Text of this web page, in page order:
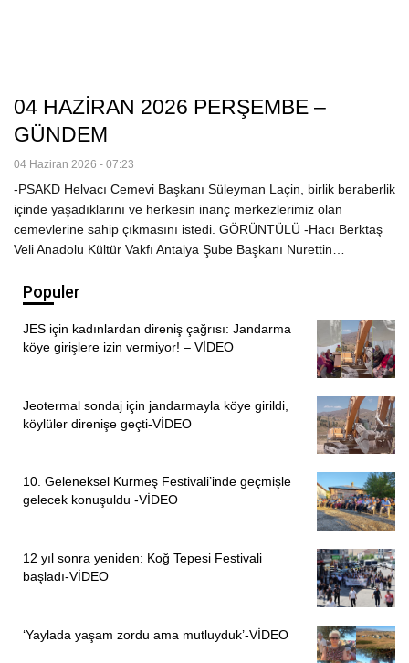
04 HAZİRAN 2026 PERŞEMBE –
GÜNDEM
04 Haziran 2026 - 07:23
-PSAKD Helvacı Cemevi Başkanı Süleyman Laçin, birlik beraberlik
içinde yaşadıklarını ve herkesin inanç merkezlerimiz olan
cemevlerine sahip çıkmasını istedi. GÖRÜNTÜLÜ -Hacı Berktaş
Veli Anadolu Kültür Vakfı Antalya Şube Başkanı Nurettin…
Populer
JES için kadınlardan direniş çağrısı: Jandarma
köye girişlere izin vermiyor! – VİDEO
Jeotermal sondaj için jandarmayla köye girildi,
köylüler direnişe geçti-VİDEO
10. Geleneksel Kurmeş Festivali’inde geçmişle
gelecek konuşuldu -VİDEO
12 yıl sonra yeniden: Koğ Tepesi Festivali
başladı-VİDEO
‘Yaylada yaşam zordu ama mutluyduk’-VİDEO